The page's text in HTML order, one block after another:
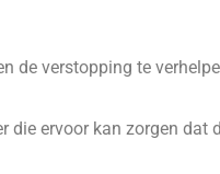
de verstopping te
die ervoor kan zorgen dat